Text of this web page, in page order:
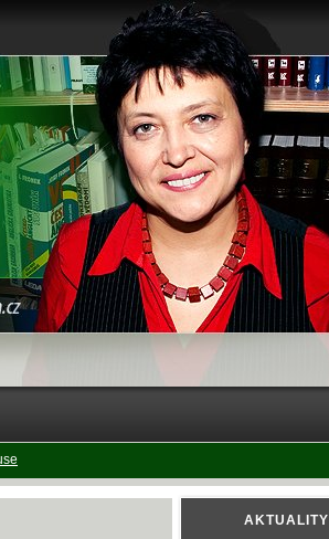
AKTUALITY